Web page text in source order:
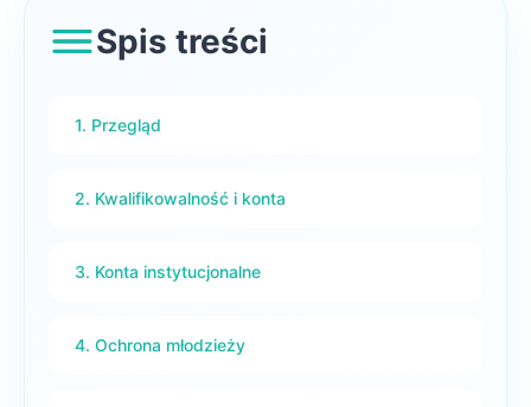
Spis treści
1. Przegląd
2. Kwalifikowalność i konta
3. Konta instytucjonalne
4. Ochrona młodzieży